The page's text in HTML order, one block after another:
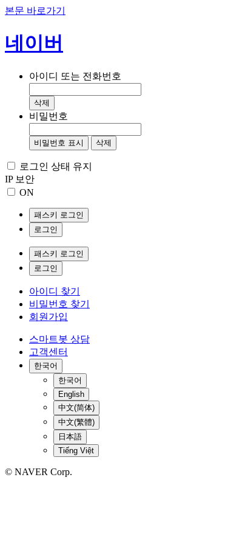
본문 바로가기
네이버
아이디 또는 전화번호
삭제
비밀번호
비밀번호 표시 삭제
로그인 상태 유지
IP 보안
ON
패스키 로그인
로그인
패스키 로그인
로그인
아이디 찾기
비밀번호 찾기
회원가입
스마트봇 상담
고객센터
한국어
한국어
English
中文(简体)
中文(繁體)
日本語
Tiếng Việt
© NAVER Corp.